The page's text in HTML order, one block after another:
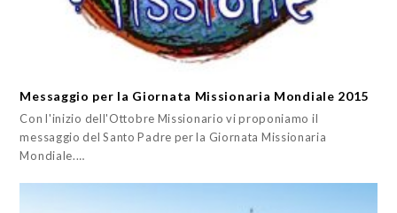
Messaggio per la Giornata Missionaria Mondiale 2015
Con l'inizio dell'Ottobre Missionario vi proponiamo il
messaggio del Santo Padre per la Giornata Missionaria
Mondiale.…